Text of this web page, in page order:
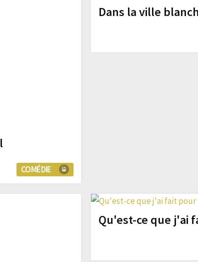
COMÉDIE
Dans la ville
Qu'est-ce que j'ai